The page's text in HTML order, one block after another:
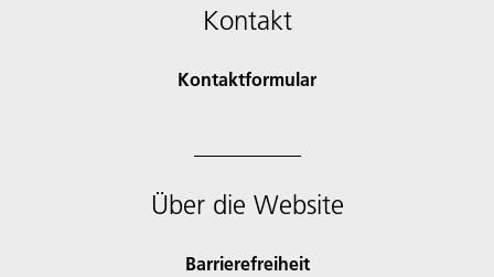
Kontakt
Kontaktformular
Über die Website
Barrierefreiheit